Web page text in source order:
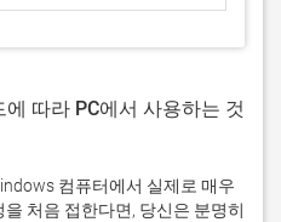
따라 PC에서 사용하는 것
컴퓨터에서 실제로 매우
처음 접한다면, 당신은 분명히